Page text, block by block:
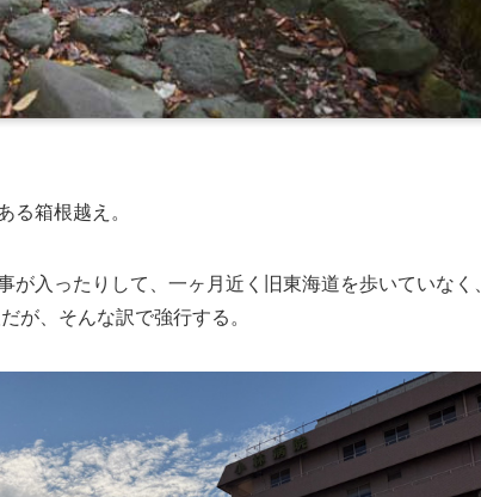
箱根越え。
入ったりして、一ヶ月近く旧東海道を歩いていなく、
が、そんな訳で強行する。